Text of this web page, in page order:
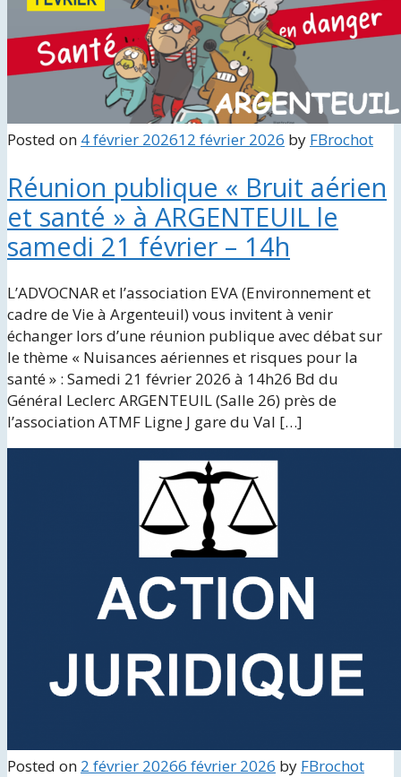
Posted on 4 février 202612 février 2026 by FBrochot
Réunion publique « Bruit aérien
et santé » à ARGENTEUIL le
samedi 21 février – 14h
L’ADVOCNAR et l’association EVA (Environnement et
cadre de Vie à Argenteuil) vous invitent à venir
échanger lors d’une réunion publique avec débat sur
le thème « Nuisances aériennes et risques pour la
santé » : Samedi 21 février 2026 à 14h26 Bd du
Général Leclerc ARGENTEUIL (Salle 26) près de
l’association ATMF Ligne J gare du Val […]
Posted on 2 février 20266 février 2026 by FBrochot